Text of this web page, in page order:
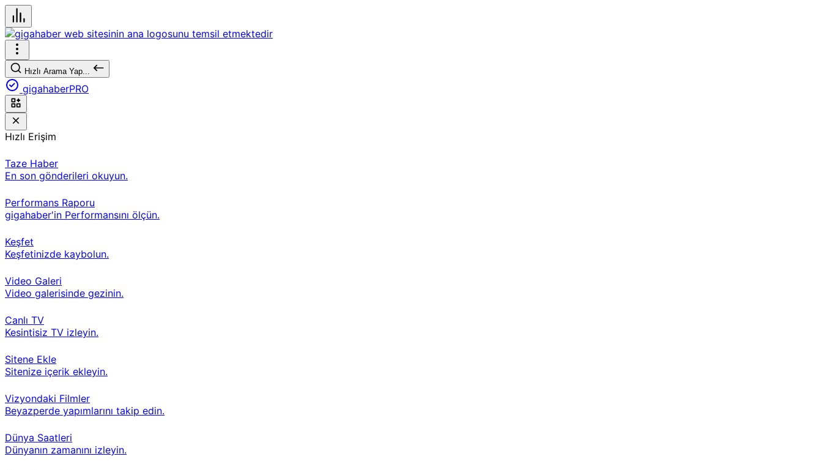
Hızlı Arama Yap...
gigahaberPRO
Hızlı Erişim
Taze Haber
En son gönderileri okuyun.
Performans Raporu
gigahaber'in Performansını ölçün.
Keşfet
Keşfetinizde kaybolun.
Video Galeri
Video galerisinde gezinin.
Canlı TV
Kesintisiz TV izleyin.
Sitene Ekle
Sitenize içerik ekleyin.
Vizyondaki Filmler
Beyazperde yapımlarını takip edin.
Dünya Saatleri
Dünyanın zamanını izleyin.